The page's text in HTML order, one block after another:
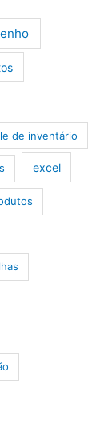
de inventário
excel